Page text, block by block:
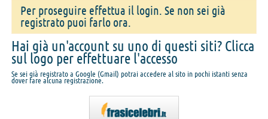
Per proseguire effettua il login. Se non sei già
registrato puoi farlo ora.
Hai già un'account su uno di questi siti? Clicca
sul logo per effettuare l'accesso
Se sei già registrato a Google (Gmail) potrai accedere al sito in pochi istanti senza
dover fare alcuna registrazione.